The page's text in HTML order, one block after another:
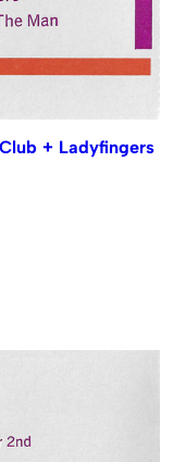
+ Ladyfingers